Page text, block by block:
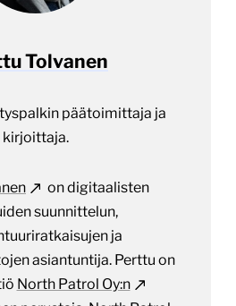
Tolvanen
päätoimittaja ja
kirjoittaja.
on digitaalisten
suunnittelun,
ja
asiantuntija. Perttu on
North Patrol Oy:n